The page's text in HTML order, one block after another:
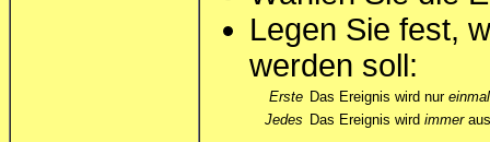
Legen Sie fest,
werden soll:
Erste Das Ereignis wird nur einmal
Jedes Das Ereignis wird immer